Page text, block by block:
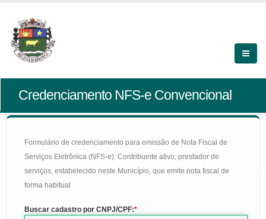
Credenciamento NFS-e Convencional
Formulário de credenciamento para emissão de Nota Fiscal de
Serviços Eletrônica (NFS-e): Contribuinte ativo, prestador de
serviços, estabelecido neste Município, que emite nota fiscal de
forma habitual
Buscar cadastro por CNPJ/CPF: